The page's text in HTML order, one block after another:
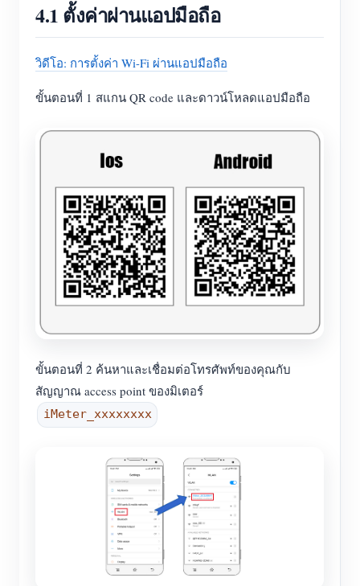
4.1 ตั้งค่าผ่านแอปมือถือ
วิดีโอ: การตั้งค่า Wi-Fi ผ่านแอปมือถือ
ขั้นตอนที่ 1 สแกน QR code และดาวน์โหลดแอปมือถือ
ขั้นตอนที่ 2 ค้นหาและเชื่อมต่อโทรศัพท์ของคุณกับ
สัญญาณ access point ของมิเตอร์
iMeter_xxxxxxxx